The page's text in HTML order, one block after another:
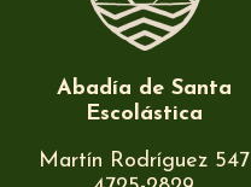
Abadía de Santa
Escolástica
Martín Rodríguez 547